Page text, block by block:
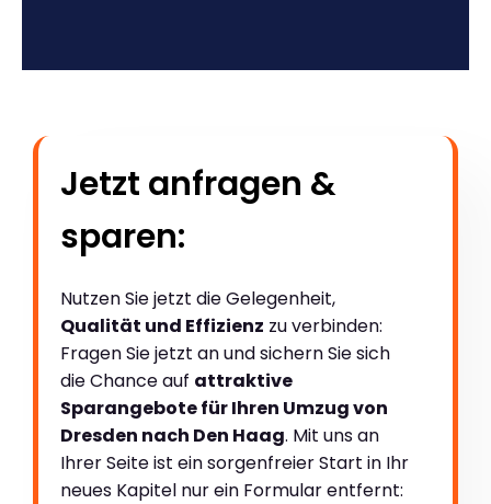
Jetzt anfragen &
sparen:
Nutzen Sie jetzt die Gelegenheit,
Qualität und Effizienz zu verbinden:
Fragen Sie jetzt an und sichern Sie sich
die Chance auf attraktive
Sparangebote für Ihren Umzug von
Dresden nach Den Haag. Mit uns an
Ihrer Seite ist ein sorgenfreier Start in Ihr
neues Kapitel nur ein Formular entfernt: